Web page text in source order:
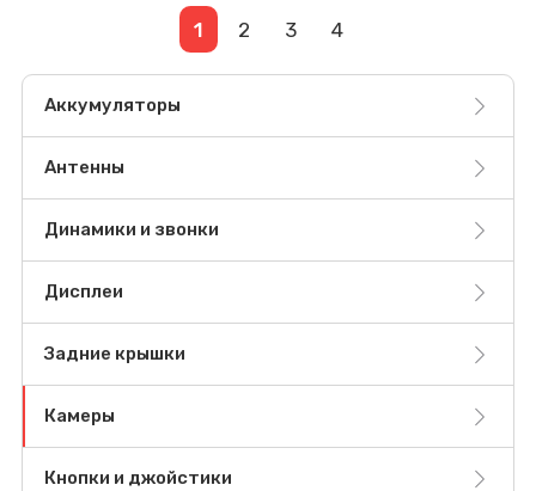
1 2 3 4
Аккумуляторы
Антенны
Динамики и звонки
Дисплеи
Задние крышки
Камеры
Кнопки и джойстики